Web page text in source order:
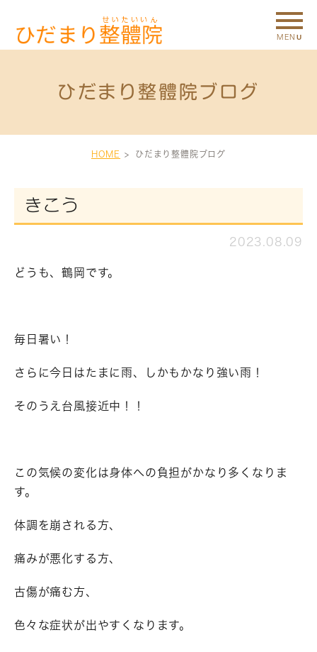
ひだまり整體院ブログ
HOME ひだまり整體院ブログ
きこう
2023.08.09
どうも、鶴岡です。
毎日暑い！
さらに今日はたまに雨、しかもかなり強い雨！
そのうえ台風接近中！！
この気候の変化は身体への負担がかなり多くなりま
す。
体調を崩される方、
痛みが悪化する方、
古傷が痛む方、
色々な症状が出やすくなります。